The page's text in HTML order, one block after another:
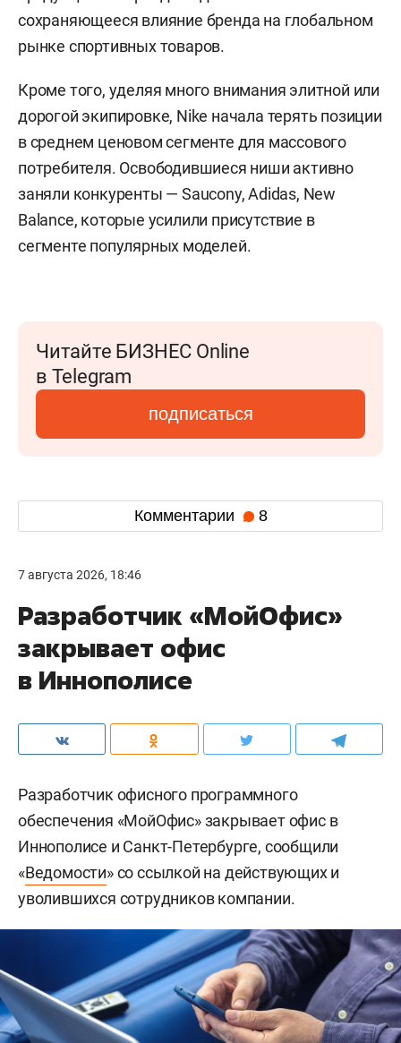
сохраняющееся влияние бренда на глобальном
рынке спортивных товаров.
Кроме того, уделяя много внимания элитной или
дорогой экипировке, Nike начала терять позиции
в среднем ценовом сегменте для массового
потребителя. Освободившиеся ниши активно
заняли конкуренты — Saucony, Adidas, New
Balance, которые усилили присутствие в
сегменте популярных моделей.
Читайте БИЗНЕС Online
в Telegram
подписаться
Комментарии 8
7 августа 2026, 18:46
Разработчик «МойОфис»
закрывает офис
в Иннополисе
Разработчик офисного программного
обеспечения «МойОфис» закрывает офис в
Иннополисе и Санкт-Петербурге, сообщили
«Ведомости» со ссылкой на действующих и
уволившихся сотрудников компании.